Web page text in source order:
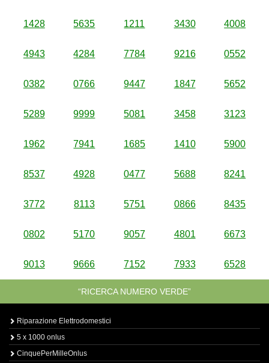
1428 5635 1211 3430 4008
4943 4284 7784 9216 0552
0382 0766 9447 1847 5652
5289 9999 5081 3458 3123
1962 7941 1685 1410 5900
8537 4928 0477 5688 8241
3772 8113 5751 0866 8435
0802 5170 9057 4801 6673
9013 9666 7152 7933 6528
“RICERCA NUMERO VERDE”
Riparazione Elettrodomestici
5 x 1000 onlus
CinquePerMilleOnlus